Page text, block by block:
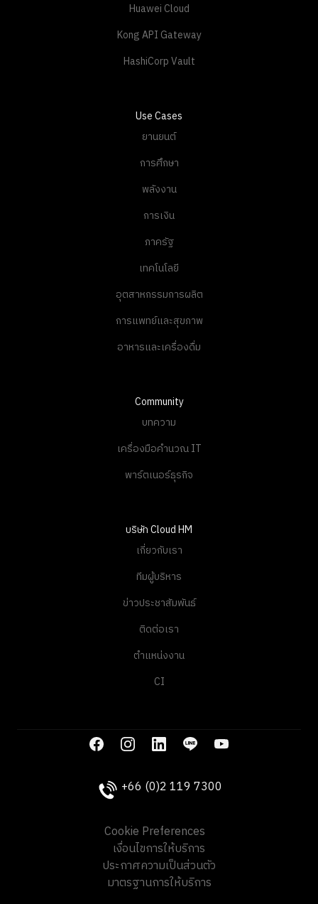
Huawei Cloud
Kong API Gateway
HashiCorp Vault
Use Cases
ยานยนต์
การศึกษา
พลังงาน
การเงิน
ภาครัฐ
เทคโนโลยี
อุตสาหกรรมการผลิต
การแพทย์และสุขภาพ
อาหารและเครื่องดื่ม
Community
บทความ
เครื่องมือคำนวณ IT
พาร์ตเนอร์ธุรกิจ
บริษัท Cloud HM
เกี่ยวกับเรา
ทีมผู้บริหาร
ข่าวประชาสัมพันธ์
ติดต่อเรา
ตำแหน่งงาน
CI
+66 (0)2 119 7300
Cookie Preferences
เงื่อนไขการให้บริการ
ประกาศความเป็นส่วนตัว
มาตรฐานการให้บริการ